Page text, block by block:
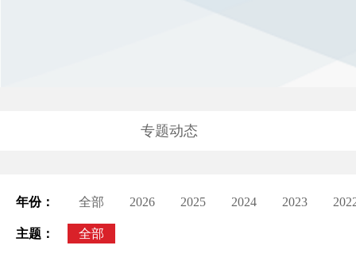
专题动态
年份： 全部 2026 2025 2024 2023
主题： 全部